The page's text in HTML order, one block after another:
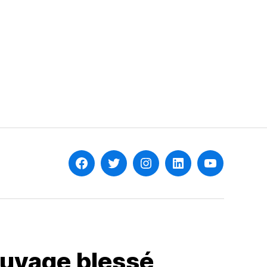
FacebookTwitterInstagramLinkedinYouTube